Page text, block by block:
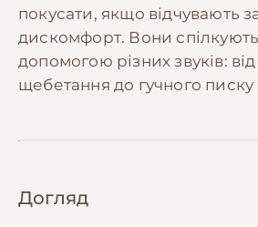
покусати, якщо відчувають
дискомфорт. Вони
допомогою різних звуків:
щебетання до гучного
Догляд